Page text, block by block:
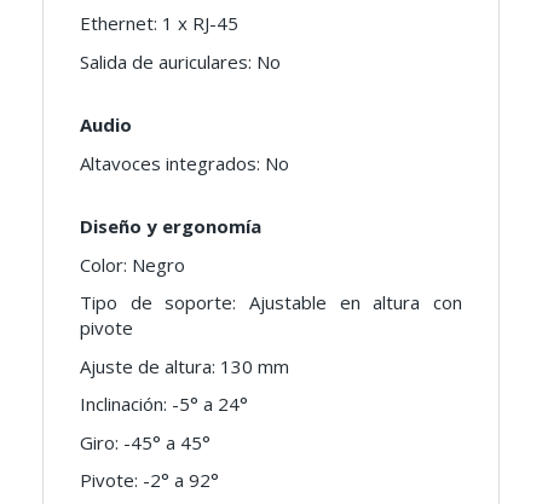
Ethernet: 1 x RJ-45
Salida de auriculares: No
Audio
Altavoces integrados: No
Diseño y ergonomía
Color: Negro
Tipo de soporte: Ajustable en altura con
pivote
Ajuste de altura: 130 mm
Inclinación: -5° a 24°
Giro: -45° a 45°
Pivote: -2° a 92°